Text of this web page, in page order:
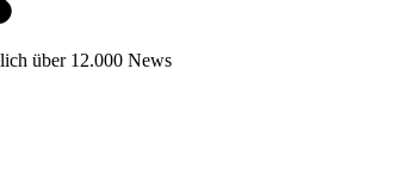
über 12.000 News